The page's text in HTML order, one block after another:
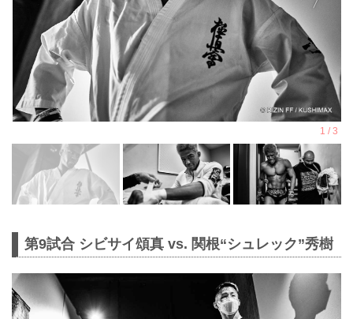
第9試合 シビサイ頌真 vs. 関根“シュレック”秀樹